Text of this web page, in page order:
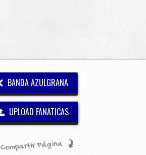
BANDA AZULGRANA
UPLOAD FANATICAS
Compartir Página